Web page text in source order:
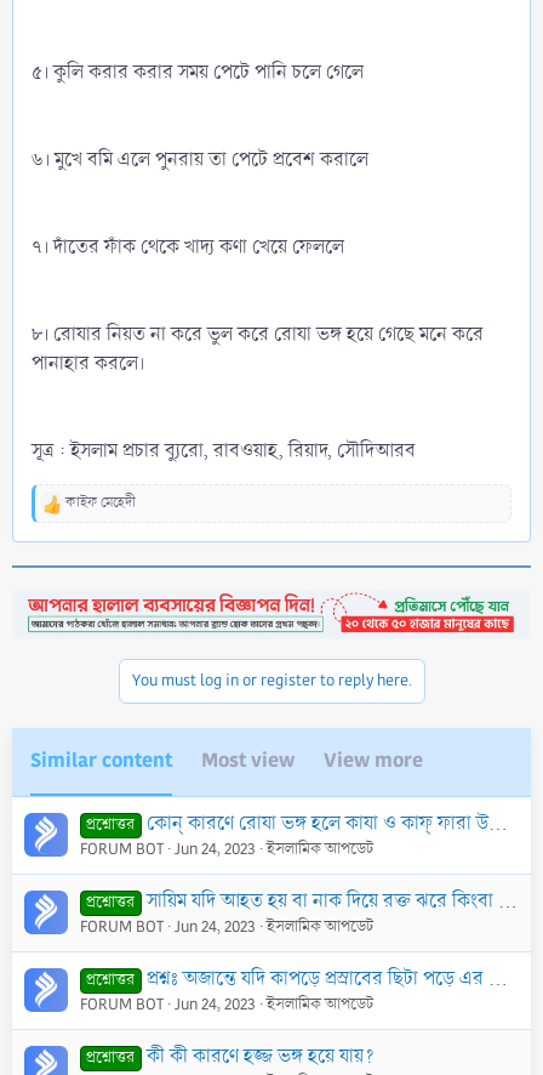
৫। কুলি করার করার সময় পেটে পানি চলে গেলে
৬। মুখে বমি এলে পুনরায় তা পেটে প্রবেশ করালে
৭। দাঁতের ফাঁক থেকে খাদ্য কণা খেয়ে ফেললে
৮। রোযার নিয়ত না করে ভুল করে রোযা ভঙ্গ হয়ে গেছে মনে করে
পানাহার করলে।
সূত্র : ইসলাম প্রচার ব্যুরো, রাবওয়াহ, রিয়াদ, সৌদিআরব
R
t
i
কাইফ মেহেদী
You must log in or register to reply here.
Similar content Most view View more
প্রশ্নোত্তর কোন্ কারণে রোযা ভঙ্গ হলে কাযা ও কাফ্ ফারা উভয়ই ওয়াজিব হয়?
FORUM BOT Jun 24, 2023 ইসলামিক আপডেট
প্রশ্নোত্তর সায়িম যদি আহত হয় বা নাক দিয়ে রক্ত ঝরে কিংবা কোন কারণে অনিচ্ছাকৃত ভাবে গলায় পানি বা তেল ঢুকে যায় তাহলে রোযার কি হবে?
FORUM BOT Jun 24, 2023 ইসলামিক আপডেট
প্রশ্নোত্তর প্রশ্নঃ অজান্তে যদি কাপড়ে প্রস্রাবের ছিটা পড়ে এর কারণে কাপড় নাফাক হবে কিনা এ সম্পর্কে কোন হাদীস আছে কী?
FORUM BOT Jun 24, 2023 ইসলামিক আপডেট
প্রশ্নোত্তর কী কী কারণে হজ্জ ভঙ্গ হয়ে যায়?